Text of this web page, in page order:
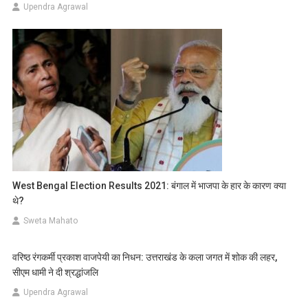
Upendra Agrawal
West Bengal Election Results 2021: बंगाल में भाजपा के हार के कारण क्या
थे?
Sweta Mahato
वरिष्ठ रंगकर्मी प्रकाश वाजपेयी का निधन: उत्तराखंड के कला जगत में शोक की लहर,
सीएम धामी ने दी श्रद्धांजलि
Upendra Agrawal